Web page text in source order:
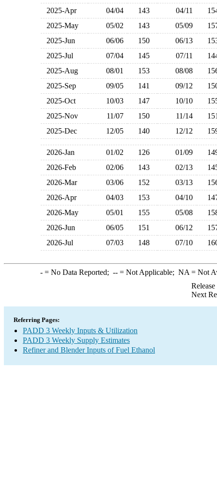
2025-Apr
04/04 143 04/11
2025-May
05/02 143 05/09
2025-Jun
06/06 150 06/13
2025-Jul
07/04 145 07/11
2025-Aug
08/01 153 08/08
2025-Sep
09/05 141 09/12
2025-Oct
10/03 147 10/10
2025-Nov
11/07 150 11/14
2025-Dec
12/05 140 12/12
2026-Jan 01/02 126 01/09
2026-Feb
02/06 143 02/13
2026-Mar
03/06 152 03/13
2026-Apr
04/03 153 04/10
2026-May
05/01 155 05/08
2026-Jun
06/05 151 06/12
2026-Jul
07/03 148 07/10
-= No Data Reported; --= Not Applicable; NA = Not
Next
Referring Pages:
PADD 3 Weekly Inputs & Utilization
PADD 3 Weekly Supply Estimates
Refiner and Blender Inputs of Fuel Ethanol